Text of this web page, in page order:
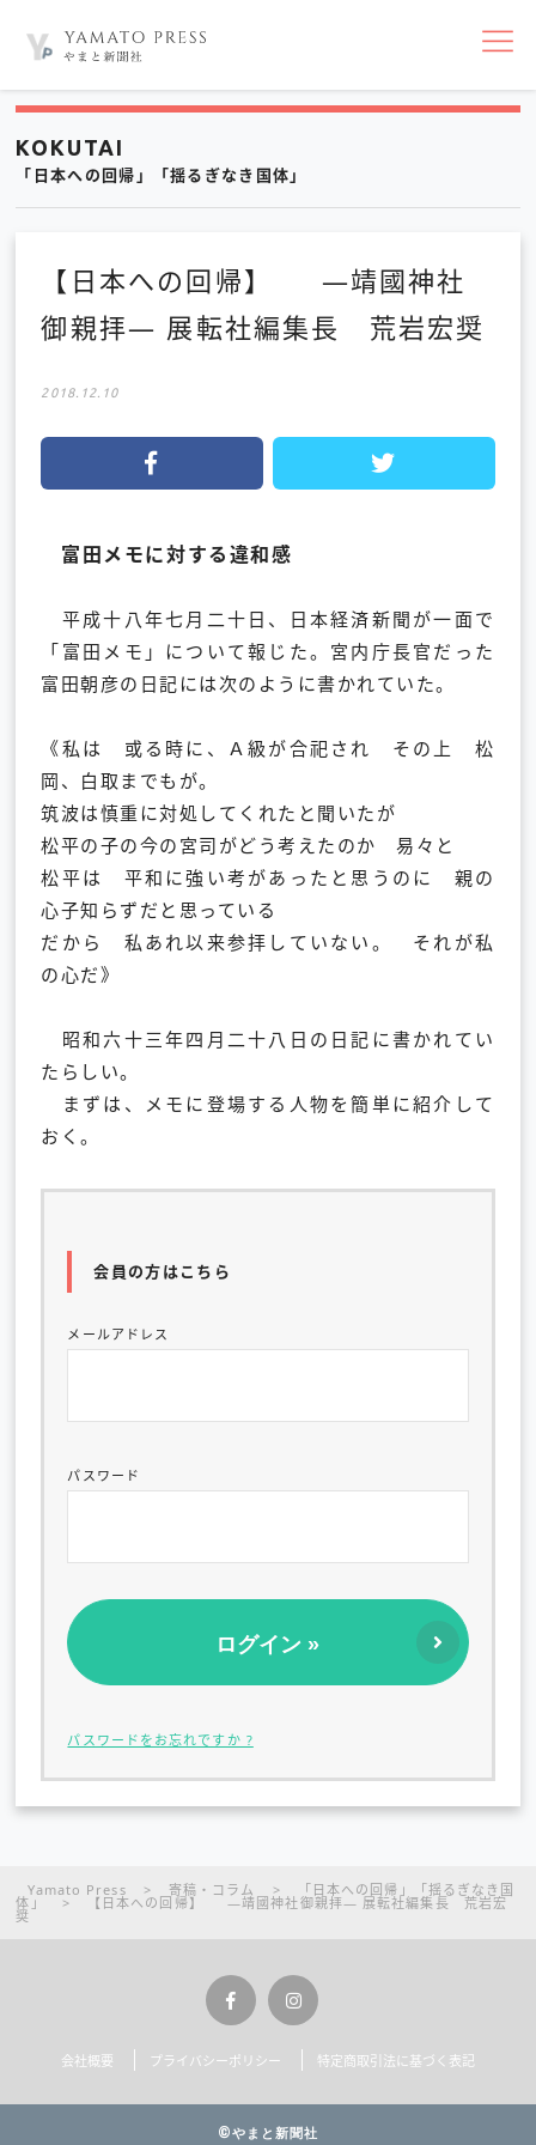
nav
KOKUTAI
「日本への回帰」「揺るぎなき国体」
【日本への回帰】 ―靖國神社
御親拝― 展転社編集長 荒岩宏奨
2018.12.10
富田メモに対する違和感
平成十八年七月二十日、日本経済新聞が一面で
「富田メモ」について報じた。宮内庁長官だった
富田朝彦の日記には次のように書かれていた。
《私は 或る時に、Ａ級が合祀され その上 松
岡、白取までもが。
筑波は慎重に対処してくれたと聞いたが
松平の子の今の宮司がどう考えたのか 易々と
松平は 平和に強い考があったと思うのに 親の
心子知らずだと思っている
だから 私あれ以来参拝していない。 それが私
の心だ》
昭和六十三年四月二十八日の日記に書かれてい
たらしい。
まずは、メモに登場する人物を簡単に紹介して
おく。
会員の方はこちら
メールアドレス
パスワード
パスワードをお忘れですか ?
Yamato Press > 寄稿・コラム > 「日本への回帰」「揺るぎなき国
体」 > 【日本への回帰】 ―靖國神社御親拝― 展転社編集長 荒岩宏
奨
会社概要 プライバシーポリシー 特定商取引法に基づく表記
©やまと新聞社